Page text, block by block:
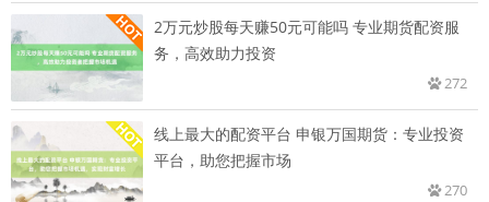
2万元炒股每天赚50元可能吗 专业期货配资服
务，高效助力投资
272
线上最大的配资平台 申银万国期货：专业投资
平台，助您把握市场
270